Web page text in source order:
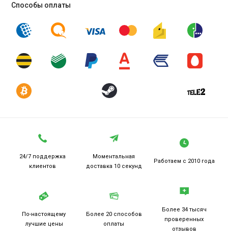
Способы оплаты
24/7 поддержка
клиентов
Моментальная
доставка 10 секунд
Работаем с 2010 года
По-настоящему
лучшие цены
Более 20 способов
оплаты
Более 34 тысяч
проверенных
отзывов